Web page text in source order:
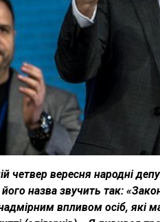
четвер вересня народні
назва звучить так:
впливом осіб, які